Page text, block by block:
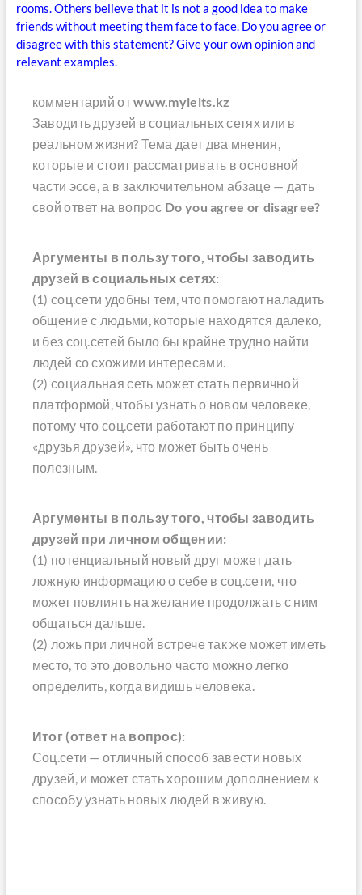
rooms. Others believe that it is not a good idea to make
friends without meeting them face to face. Do you agree or
disagree with this statement? Give your own opinion and
relevant examples.
комментарий отwww.myielts.kz
Заводить друзей в социальных сетях или в
реальном жизни? Тема дает два мнения,
которые и стоит рассматривать в основной
части эссе, а в заключительном абзаце — дать
свой ответ на вопрос Do you agree or disagree?
Аргументы в пользу того, чтобы заводить
друзей в социальных сетях:
(1) соц.сети удобны тем, что помогают наладить
общение с людьми, которые находятся далеко,
и без соц.сетей было бы крайне трудно найти
людей со схожими интересами.
(2) социальная сеть может стать первичной
платформой, чтобы узнать о новом человеке,
потому что соц.сети работают по принципу
«друзья друзей», что может быть очень
полезным.
Аргументы в пользу того, чтобы заводить
друзей при личном общении:
(1) потенциальный новый друг может дать
ложную информацию о себе в соц.сети, что
может повлиять на желание продолжать с ним
общаться дальше.
(2) ложь при личной встрече так же может иметь
место, то это довольно часто можно легко
определить, когда видишь человека.
Итог (ответ на вопрос):
Соц.сети — отличный способ завести новых
друзей, и может стать хорошим дополнением к
способу узнать новых людей в живую.